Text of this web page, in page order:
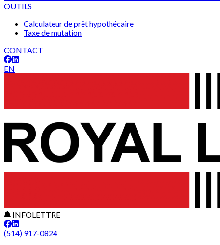
OUTILS
Calculateur de prêt hypothécaire
Taxe de mutation
CONTACT
EN
INFOLETTRE
(514) 917-0824